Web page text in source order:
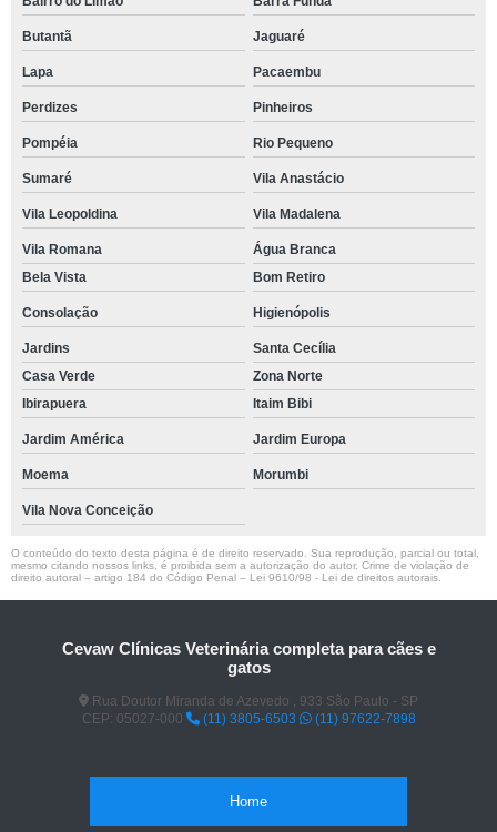
Butantã Jaguaré
Lapa Pacaembu
Perdizes Pinheiros
Pompéia Rio Pequeno
Sumaré Vila Anastácio
Vila Leopoldina Vila Madalena
Vila Romana
Água Branca
Bela Vista
Bom Retiro
Consolação Higienópolis
Jardins
Santa Cecília
Casa Verde
Zona Norte
Ibirapuera
Itaim Bibi
Jardim América Jardim Europa
Moema Morumbi
Vila Nova Conceição
O conteúdo do texto desta página é de direito reservado. Sua reprodução, parcial ou total,
mesmo citando nossos links, é proibida sem a autorização do autor. Crime de violação de
direito autoral – artigo 184 do Código Penal – Lei 9610/98 - Lei de direitos autorais
Cevaw Clínicas Veterinária completa para cães e
gatos
Rua Doutor Miranda de Azevedo , 933 São Paulo - SP
CEP: 05027-000
(11) 3805-6503 (11) 97622-7898
Home